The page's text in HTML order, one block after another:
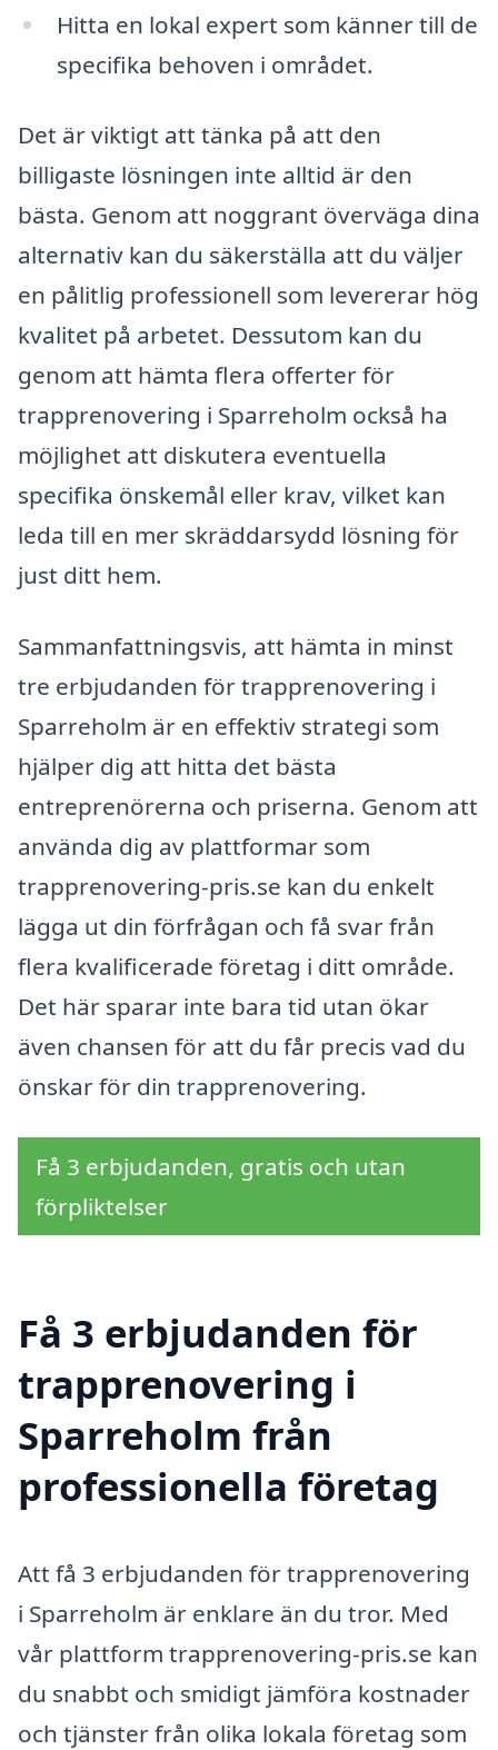
Hitta en lokal expert som känner till de
specifika behoven i området.
Det är viktigt att tänka på att den
billigaste lösningen inte alltid är den
bästa. Genom att noggrant överväga dina
alternativ kan du säkerställa att du väljer
en pålitlig professionell som levererar hög
kvalitet på arbetet. Dessutom kan du
genom att hämta flera offerter för
trapprenovering i Sparreholm också ha
möjlighet att diskutera eventuella
specifika önskemål eller krav, vilket kan
leda till en mer skräddarsydd lösning för
just ditt hem.
Sammanfattningsvis, att hämta in minst
tre erbjudanden för trapprenovering i
Sparreholm är en effektiv strategi som
hjälper dig att hitta det bästa
entreprenörerna och priserna. Genom att
använda dig av plattformar som
trapprenovering-pris.se kan du enkelt
lägga ut din förfrågan och få svar från
flera kvalificerade företag i ditt område.
Det här sparar inte bara tid utan ökar
även chansen för att du får precis vad du
önskar för din trapprenovering.
Få 3 erbjudanden, gratis och utan
förpliktelser
Få 3 erbjudanden för
trapprenovering i
Sparreholm från
professionella företag
Att få 3 erbjudanden för trapprenovering
i Sparreholm är enklare än du tror. Med
vår plattform trapprenovering-pris.se kan
du snabbt och smidigt jämföra kostnader
och tjänster från olika lokala företag som